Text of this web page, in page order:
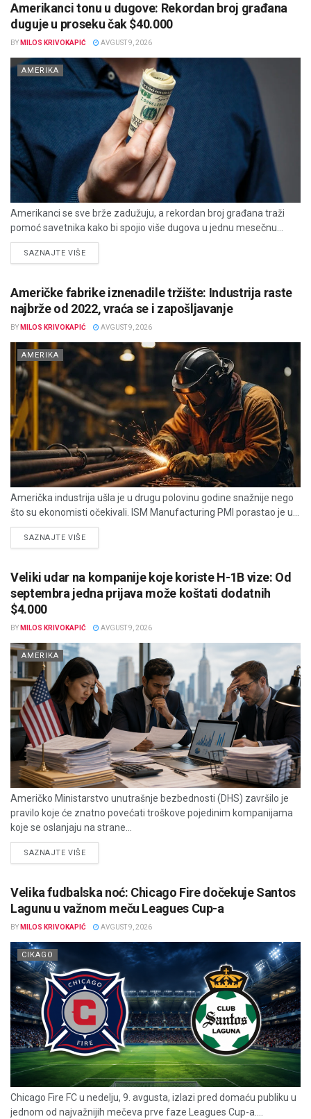
Amerikanci tonu u dugove: Rekordan broj građana
duguje u proseku čak $40.000
BY MILOS KRIVOKAPIĆ AVGUST 9, 2026
AMERIKA
Amerikanci se sve brže zadužuju, a rekordan broj građana traži
pomoć savetnika kako bi spojio više dugova u jednu mesečnu...
SAZNAJTE VIŠEDETAILS
Američke fabrike iznenadile tržište: Industrija raste
najbrže od 2022, vraća se i zapošljavanje
BY MILOS KRIVOKAPIĆ AVGUST 9, 2026
AMERIKA
Američka industrija ušla je u drugu polovinu godine snažnije nego
što su ekonomisti očekivali. ISM Manufacturing PMI porastao je u...
SAZNAJTE VIŠEDETAILS
Veliki udar na kompanije koje koriste H-1B vize: Od
septembra jedna prijava može koštati dodatnih
$4.000
BY MILOS KRIVOKAPIĆ AVGUST 9, 2026
AMERIKA
Američko Ministarstvo unutrašnje bezbednosti (DHS) završilo je
pravilo koje će znatno povećati troškove pojedinim kompanijama
koje se oslanjaju na strane...
SAZNAJTE VIŠEDETAILS
Velika fudbalska noć: Chicago Fire dočekuje Santos
Lagunu u važnom meču Leagues Cup-a
BY MILOS KRIVOKAPIĆ AVGUST 9, 2026
CIKAGO
Chicago Fire FC u nedelju, 9. avgusta, izlazi pred domaću publiku u
jednom od najvažnijih mečeva prve faze Leagues Cup-a....